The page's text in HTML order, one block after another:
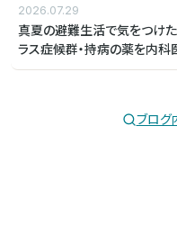
2026.07.29
真夏の避難生活で気をつけ
ラス症候群・持病の薬を内
ブログ